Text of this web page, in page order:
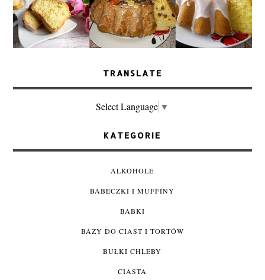
TRANSLATE
Select Language ▼
KATEGORIE
ALKOHOLE
BABECZKI I MUFFINY
BABKI
BAZY DO CIAST I TORTÓW
BUŁKI CHLEBY
CIASTA